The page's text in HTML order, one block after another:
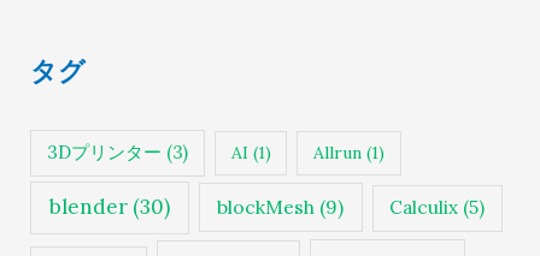
タグ
3Dプリンター (3) AI (1) Allrun(1)
blender(30) blockMesh (9) Calculix (5)